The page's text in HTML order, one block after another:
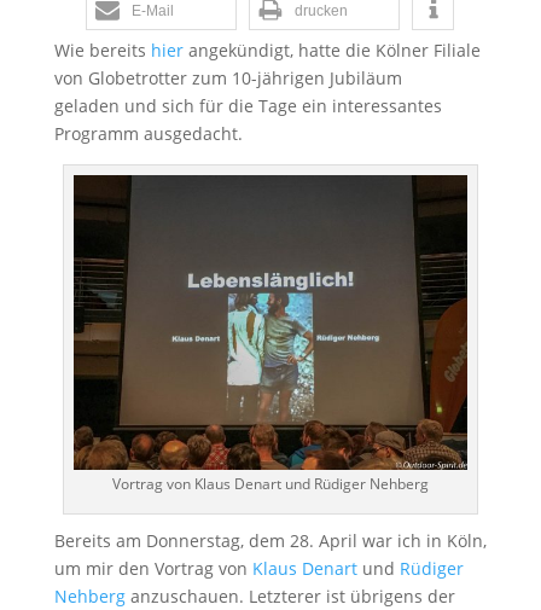
E-Mail drucken
Wie bereits hierangekündigt, hatte die Kölner Filiale
von Globetrotter zum 10-jährigen Jubiläum
geladen und sich für die Tage ein interessantes
Programm ausgedacht.
Vortrag von Klaus Denart und Rüdiger Nehberg
Bereits am Donnerstag, dem 28. April war ich in Köln,
um mir den Vortrag von Klaus Denartund Rüdiger
Nehberganzuschauen. Letzterer ist übrigens der